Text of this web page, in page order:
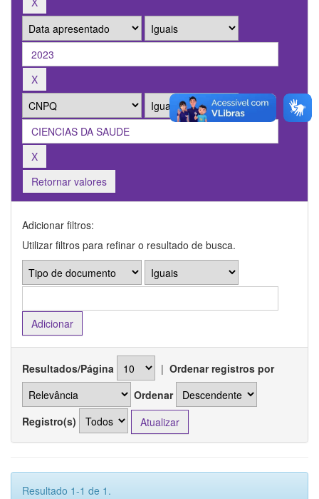
Retornar valores
Adicionar filtros:
Utilizar filtros para refinar o resultado de busca.
Resultados/Página | Ordenar registros por
Ordenar
Registro(s)
Resultado 1-1 de 1.